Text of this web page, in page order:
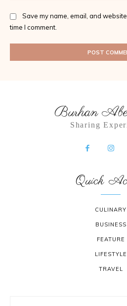
Save my name, email, and
time I comment.
Burhan
Sharing
Quick
CULINARY
BUSINESS
FEATURE
LIFESTYLE
TRAVEL